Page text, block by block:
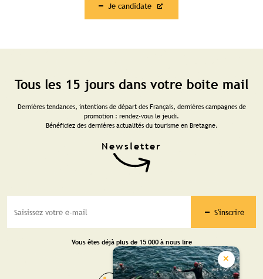
Je candidate
Tous les 15 jours dans votre boite mail
Dernières tendances, intentions de départ des Français, dernières campagnes de
promotion : rendez-vous le jeudi.
Bénéficiez des dernières actualités du tourisme en Bretagne.
S'inscrire
Vous êtes déjà plus de 15 000 à nous lire